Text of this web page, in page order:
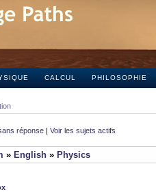
CALCUL PHILOSOPHIE
réponse | Voir les sujets actifs
» English » Physics